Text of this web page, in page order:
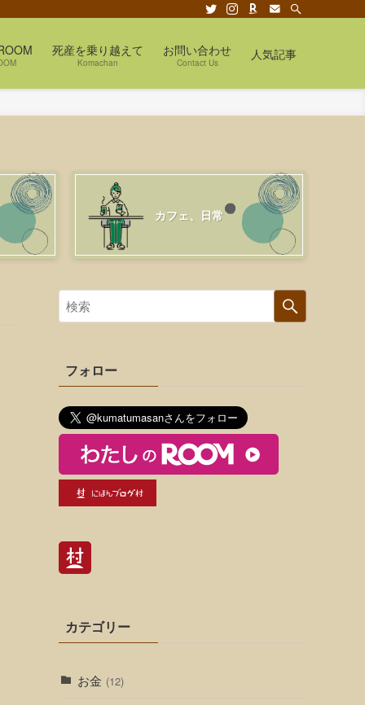
死産を乗り越えて
Komachan
お問い合わせ
Contact Us
人気記事
カフェ、日常
フォロー
カテゴリー
お金 (12)